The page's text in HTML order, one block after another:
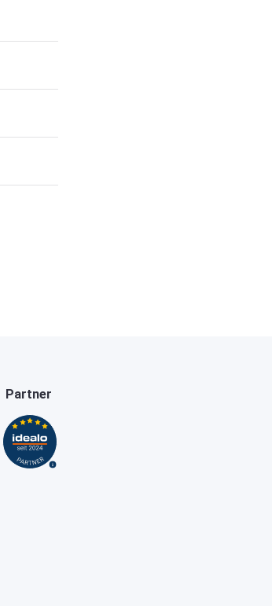
Partner